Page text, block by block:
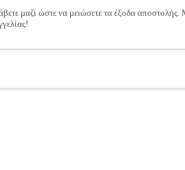
μαζί ώστε να μειώσετε τα έξοδα αποστολής.